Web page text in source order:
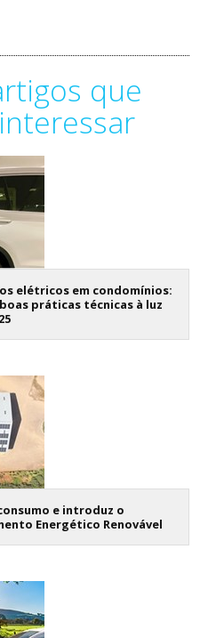
que
elétricos em condomínios:
práticas técnicas à luz
e introduz o
Energético Renovável